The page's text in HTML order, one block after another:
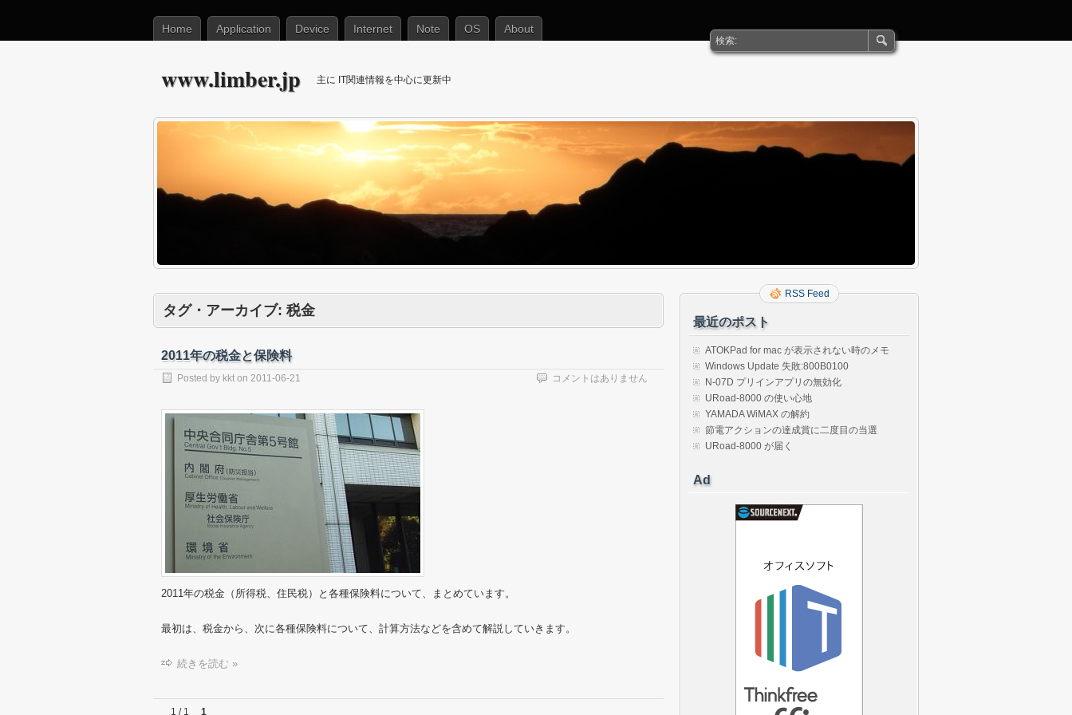
Home Application Device Internet Note OS About
www.limber.jp 主に IT関連情報を中心に更新中
タグ・アーカイブ: 税金
2011年の税金と保険料
Posted by kkt on 2011-06-21 コメントはありません
2011年の税金（所得税、住民税）と各種保険料について、まとめています。
最初は、税金から、次に各種保険料について、計算方法などを含めて解説していきます。
続きを読む »
1 / 1 1
RSS Feed
最近のポスト
ATOKPad for mac が表示されない時のメモ
Windows Update 失敗:800B0100
N-07D プリインアプリの無効化
URoad-8000 の使い心地
YAMADA WiMAX の解約
節電アクションの達成賞に二度目の当選
URoad-8000 が届く
Ad